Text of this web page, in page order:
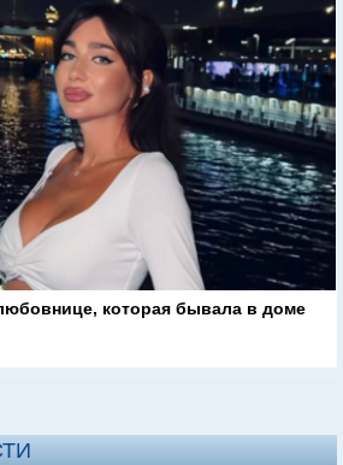
которая бывала в доме